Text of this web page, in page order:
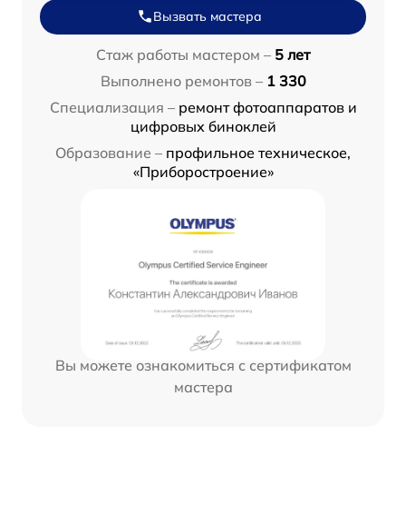
Вызвать мастера
Стаж работы мастером – 5 лет
Выполнено ремонтов – 1 330
Специализация – ремонт фотоаппаратов и
цифровых биноклей
Образование – профильное техническое,
«Приборостроение»
Вы можете ознакомиться с сертификатом
мастера